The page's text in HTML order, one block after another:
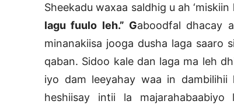
Sheekadu waxaa saldhig u ah
lagu fuulo leh.” Gaboodfal dhacay
minanakiisa jooga dusha laga saaro
qaban. Sidoo kale dan laga ma leh
iyo dam leeyahay waa in
heshiisay intii la